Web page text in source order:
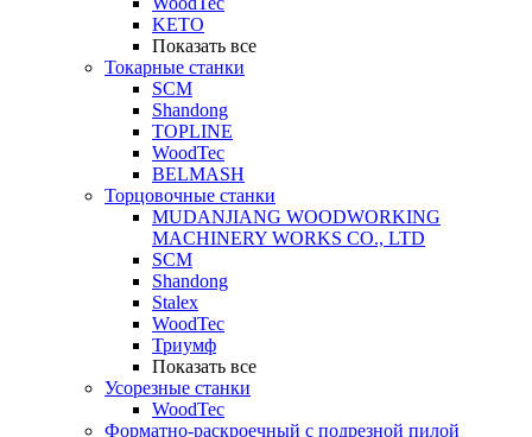
KETO
Показать все
Токарные станки
SCM
Shandong
TOPLINE
WoodTec
BELMASH
Торцовочные станки
MUDANJIANG WOODWORKING
MACHINERY WORKS CO., LTD
SCM
Shandong
Stalex
WoodTec
Триумф
Показать все
Усорезные станки
WoodTec
Форматно-раскроечный с подрезной пилой